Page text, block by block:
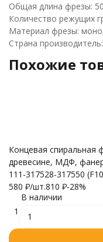
Общая длина фрезы:
Количество режущих
Материал фрезы:
Страна
Похожие
Концевая спиральная
древесине, МДФ,
111-317528-317550
580 ₽/шт.810 ₽-28%
В наличии
1